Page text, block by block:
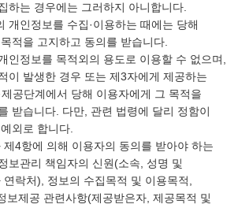
하는 경우에는 그러하지 아니합니다.
개인정보를 수집·이용하는 때에는 당해
적을 고지하고 동의를 받습니다.
인정보를 목적외의 용도로 이용할 수 없으며,
이 발생한 경우 또는 제3자에게 제공하는
공단계에서 당해 이용자에게 그 목적을
받습니다. 다만, 관련 법령에 달리 정함이
외로 합니다.
4항에 의해 이용자의 동의를 받아야 하는
보관리 책임자의 신원(소속, 성명 및
연락처), 정보의 수집목적 및 이용목적,
보제공 관련사항(제공받은자, 제공목적 및